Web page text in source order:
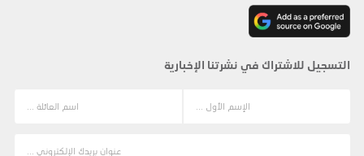
التسجيل للاشتراك في نشرتنا الإخبارية